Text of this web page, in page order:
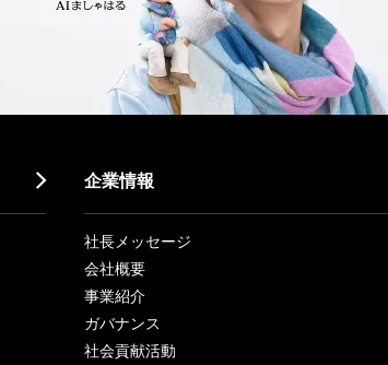
企業情報
社長メッセージ
会社概要
事業紹介
ガバナンス
社会貢献活動